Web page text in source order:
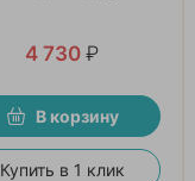
4 730 ₽
В корзину
Купить в 1 клик